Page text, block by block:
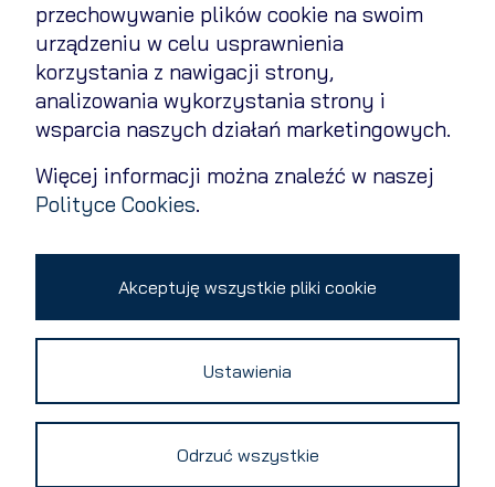
przechowywanie plików cookie na swoim
urządzeniu w celu usprawnienia
korzystania z nawigacji strony,
analizowania wykorzystania strony i
wsparcia naszych działań marketingowych.
Więcej informacji można znaleźć w naszej
Polityce Cookies.
Akceptuję wszystkie pliki cookie
Ustawienia
Odrzuć wszystkie
Polityka cookies
Polityka prywatności
Kontakt
Zmień ustawienia cookies
Copyright 2026 © All rights reserved